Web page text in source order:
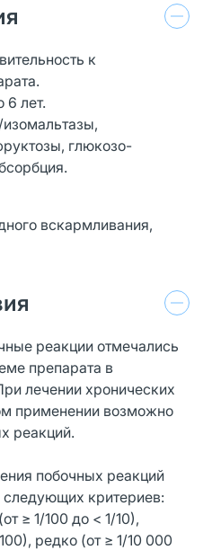
к
6 лет.
глюкозо-
вскармливания,
реакции отмечались
препарата в
лечении хронических
применении возможно
реакций.
побочных реакций
следующих критериев:
≥ 1/100 до < 1/10),
редко (от ≥ 1/10 000